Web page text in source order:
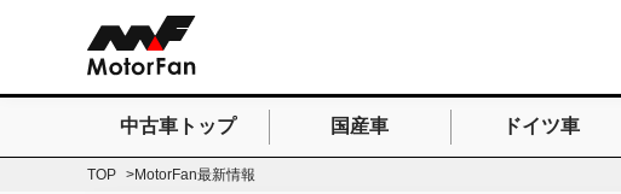
検索したいキーワードを入力
中古車トップ 国産車 ドイツ車
TOP MotorFan最新情報